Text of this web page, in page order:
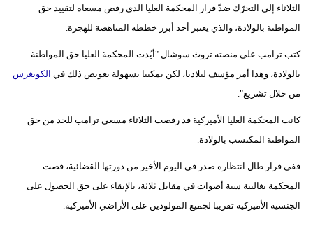
وتكنولوجيا
مدوَّنات
سيارات
الثلاثاء إلى التحرّك ضدّ قرار المحكمة العليا الذي رفض مسعاه لتقييد حق
المواطنة بالولادة، والذي يعتبر أحد أبرز خططه المناهضة للهجرة.
كتب ترامب على منصته تروث سوشال "أيّدت المحكمة العليا حق المواطنة
بالولادة، وهذا أمر مؤسف لبلادنا، لكن يمكننا بسهولة تعويض ذلك في الكونغرس
من خلال تشريع".
كانت المحكمة العليا الأميركية قد رفضت الثلاثاء مسعى ترامب للحد من حق
المواطنة المكتسب بالولادة.
ففي قرار طال انتظاره صدر في اليوم الأخير من دورتها القضائية، قضت
المحكمة بغالبية ستة أصوات في مقابل ثلاثة، بالإبقاء على حق الحصول على
الجنسية الأميركية تقريبا لجميع المولودين على الأراضي الأميركية.